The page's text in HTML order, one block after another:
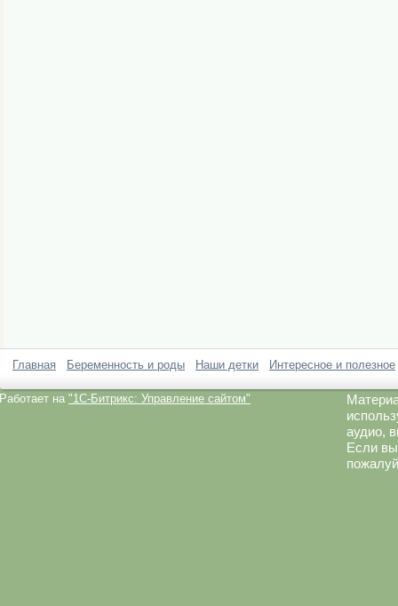
Главная Беременность и роды Наши детки Интересное и полезное
Работает на "1C-Битрикс: Управление сайтом"
аудио,
Если вы